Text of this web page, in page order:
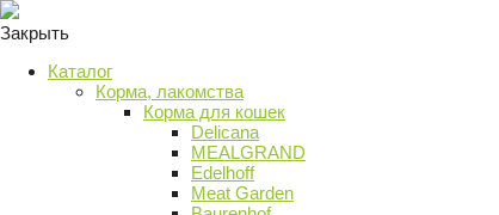
Закрыть
Каталог
Корма, лакомства
Корма для кошек
Delicana
MEALGRAND
Edelhoff
Meat Garden